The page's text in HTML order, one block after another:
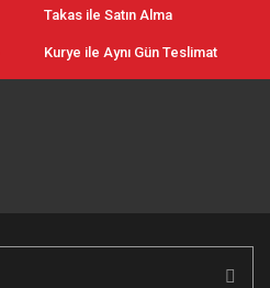
Takas ile Satın Alma
Kurye ile Aynı Gün Teslimat